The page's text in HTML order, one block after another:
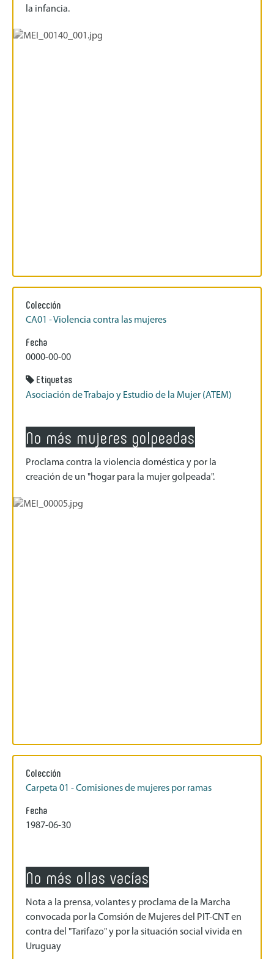
la infancia.
Colección
CA01 - Violencia contra las mujeres
Fecha
0000-00-00
Etiquetas
Asociación de Trabajo y Estudio de la Mujer (ATEM)
No más mujeres golpeadas
Proclama contra la violencia doméstica y por la
creación de un "hogar para la mujer golpeada".
Colección
Carpeta 01 - Comisiones de mujeres por ramas
Fecha
1987-06-30
No más ollas vacías
Nota a la prensa, volantes y proclama de la Marcha
convocada por la Comsión de Mujeres del PIT-CNT en
contra del "Tarifazo" y por la situación social vivida en
Uruguay